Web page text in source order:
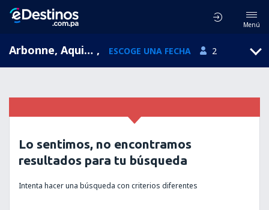
Menú
Arbonne, Aquitaine, Francia , ESCOGE UNA FECHA 2
Lo sentimos, no encontramos
resultados para tu búsqueda
Intenta hacer una búsqueda con criterios diferentes